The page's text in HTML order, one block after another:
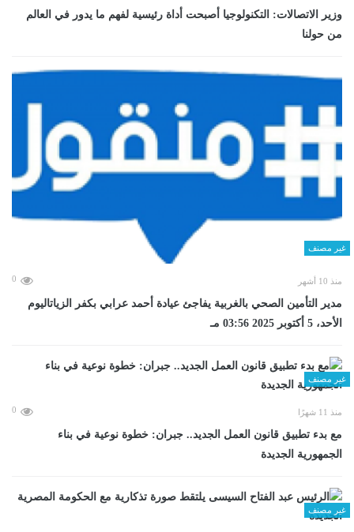
وزير الاتصالات: التكنولوجيا أصبحت أداة رئيسية لفهم ما يدور في العالم
من حولنا
غير مصنف
منذ 10 أشهر 0
مدير التأمين الصحي بالغربية يفاجئ عيادة أحمد عرابي بكفر الزياتاليوم
الأحد، 5 أكتوبر 2025 03:56 مـ
غير مصنف
منذ 11 شهرًا 0
مع بدء تطبيق قانون العمل الجديد.. جبران: خطوة نوعية في بناء
الجمهورية الجديدة
غير مصنف